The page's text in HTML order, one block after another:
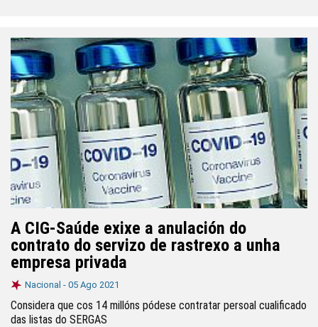
A CIG-Saúde exixe a anulación do
contrato do servizo de rastrexo a unha
empresa privada
Nacional - 05 Ago 2021
Considera que cos 14 millóns pódese contratar persoal cualificado
das listas do SERGAS